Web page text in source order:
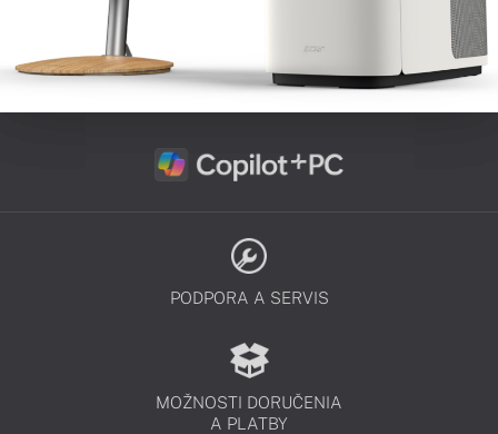
PODPORA A SERVIS
MOŽNOSTI DORUČENIA
A PLATBY